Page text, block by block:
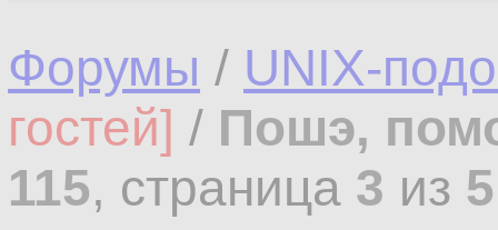
Форумы / UNIX-
гостей] / Пошэ,
115, страница 3 из 5